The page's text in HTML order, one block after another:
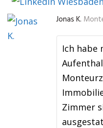
Jonas K.
Ich habe
Zimmer